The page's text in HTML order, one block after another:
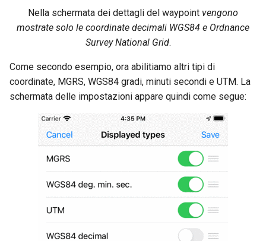
Nella schermata dei dettagli del waypoint vengono
mostrate solo le coordinate decimali WGS84 e Ordnance
Survey National Grid.
Come secondo esempio, ora abilitiamo altri tipi di
coordinate, MGRS, WGS84 gradi, minuti secondi e UTM. La
schermata delle impostazioni appare quindi come segue: